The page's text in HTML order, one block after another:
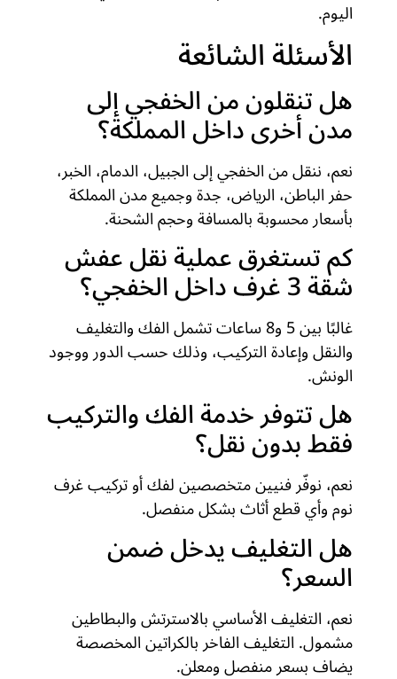
اليوم.
الأسئلة الشائعة
هل تنقلون من الخفجي إلى
مدن أخرى داخل المملكة؟
نعم، ننقل من الخفجي إلى الجبيل، الدمام، الخبر،
حفر الباطن، الرياض، جدة وجميع مدن المملكة
بأسعار محسوبة بالمسافة وحجم الشحنة.
كم تستغرق عملية نقل عفش
شقة 3 غرف داخل الخفجي؟
غالبًا بين 5 و8 ساعات تشمل الفك والتغليف
والنقل وإعادة التركيب، وذلك حسب الدور ووجود
الونش.
هل تتوفر خدمة الفك والتركيب
فقط بدون نقل؟
نعم، نوفّر فنيين متخصصين لفك أو تركيب غرف
نوم وأي قطع أثاث بشكل منفصل.
هل التغليف يدخل ضمن
السعر؟
نعم، التغليف الأساسي بالاسترتش والبطاطين
مشمول. التغليف الفاخر بالكراتين المخصصة
يضاف بسعر منفصل ومعلن.